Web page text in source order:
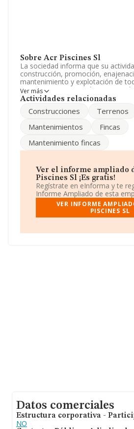
Sobre Acr Piscines Sl
La sociedad informa que su
construcción, promoción,
mantenimiento y explotación de
terrenos, rusticos y urbanos, su
parcelacion y toda suerte de
Clasifica su actividad CNAE como
realiza actividad de importación y/o
La dirección de correo es
saber más puedes acceder a su
La empresaAcr Piscines S.L, con
identificación fiscal B57618951, se
Carme núm. 9, (07701), en el
Baleares, Islas Baleares.
Con los datos a disposición de
ámbito nacional alcanza los
Ver más
Actividades relacionadas
Construcciones
Terrenos
Mantenimientos
Fincas
Mantenimiento fincas
Ver el informe ampliado
Piscines Sl ¡Es gratis!
Regístrate en eInforma y te
Informe Ampliado de esta
VER INFORME
PISCINES SL
Datos comerciales
Estructura corporativa -
NO